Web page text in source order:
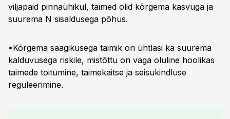
viljapäid pinnaühikul, taimed olid kõrgema kasvuga ja
suurema N sisaldusega põhus.
•Kõrgema saagikusega taimik on ühtlasi ka suurema
kalduvusega riskile, mistõttu on väga oluline hoolikas
taimede toitumine, taimekaitse ja seisukindluse
reguleerimine.